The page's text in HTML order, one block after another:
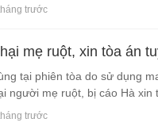
trước
mẹ ruột, xin tòa án
tại phiên tòa do sử dụng
người mẹ ruột, bị cáo Hà
trước